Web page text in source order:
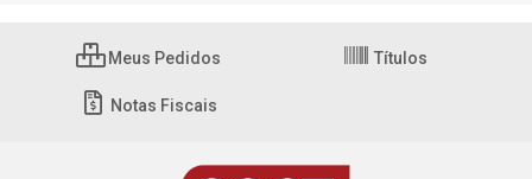
Meus Pedidos Títulos
Notas Fiscais